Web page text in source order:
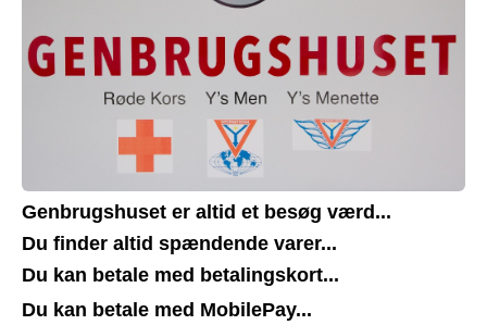
Genbrugshuset er altid et besøg værd...
Du finder altid spændende varer...
Du kan betale med betalingskort...
Du kan betale med MobilePay...